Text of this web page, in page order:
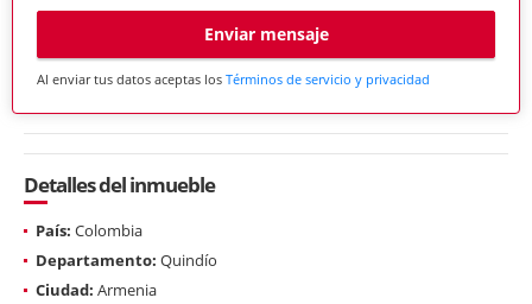
Enviar mensaje
Al enviar tus datos aceptas los Términos de servicio y privacidad
Detalles del inmueble
País: Colombia
Departamento: Quindío
Ciudad: Armenia